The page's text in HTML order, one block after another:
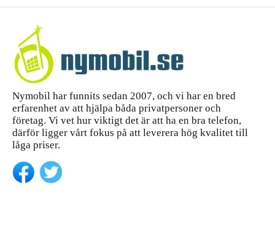
Nymobil har funnits sedan 2007, och vi har en bred
erfarenhet av att hjälpa båda privatpersoner och
företag. Vi vet hur viktigt det är att ha en bra telefon,
därför ligger vårt fokus på att leverera hög kvalitet till
låga priser.